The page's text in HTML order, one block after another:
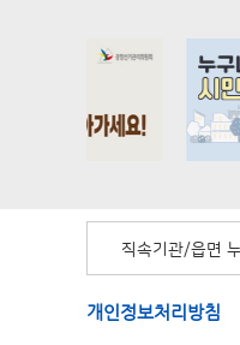
직속기관/읍면
개인정보처리방침